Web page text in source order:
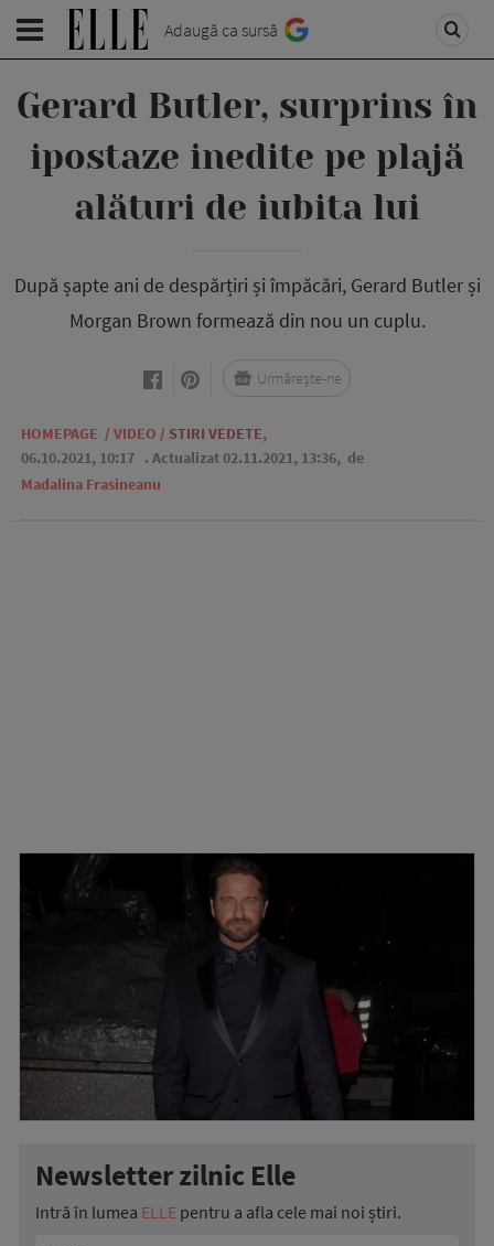
Adaugă ca sursă
Gerard Butler, surprins în
ipostaze inedite pe plajă
alături de iubita lui
După șapte ani de despărțiri și împăcări, Gerard Butler și
Morgan Brown formează din nou un cuplu.
HOMEPAGE / VIDEO / STIRI VEDETE,
06.10.2021, 10:17 . Actualizat 02.11.2021, 13:36, de
Madalina Frasineanu
Urmărește-ne
Newsletter zilnic Elle
Intră în lumea ELLE pentru a afla cele mai noi știri.